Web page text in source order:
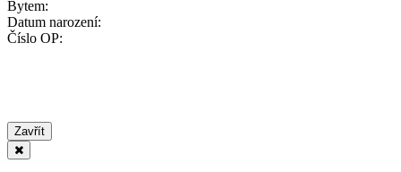
Bytem:
Datum narození:
Číslo OP:
Zavřít